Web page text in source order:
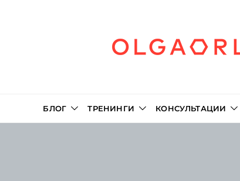
БЛОГ ТРЕНИНГИ КОНСУЛЬТАЦИИ